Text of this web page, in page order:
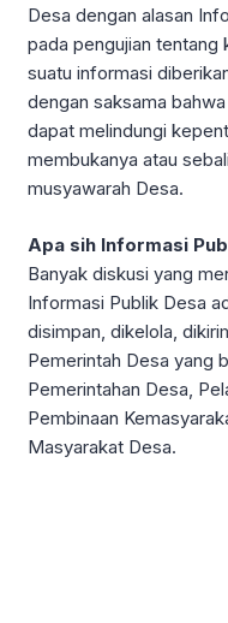
Desa dengan alasan
pada pengujian tentang
suatu informasi
dengan saksama
dapat melindungi
membukanya atau
musyawarah Desa.
Apa sih Informasi
Banyak diskusi yang
Informasi Publik Desa
disimpan, dikelola,
Pemerintah Desa yang
Pemerintahan Desa,
Pembinaan
Masyarakat Desa.